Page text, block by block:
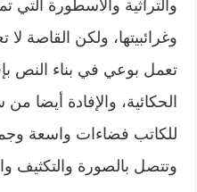
والتراثية والأسطورة التي
وغرائبيتها، ولكن القاصة
تعمل بوعي في بناء النص
الحكائية، والإفادة أيضا
للكاتب فضاءات واسعة
وتتصل بالصورة والتكثيف